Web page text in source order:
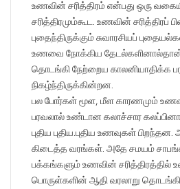
உணவின் சரித்திரம் என்பது ஒரு
சரித்திரமும்கூட. உணவின் சரித்திரப்
புதைந்திருக்கும் சுவாரசியப்
உணவை நோக்கிய தேடல்களினால்தான்
தொடங்கி நேற்றைய காலனியாதிக்க
நிகழ்ந்திருக்கின்றன.
பல போர்கள் மூள, மீள காரணமும்
பரவலால் உண்டான கலாச்சார
புதிய புதிய.புதிய உணவுகள்
கிடைத்த வரங்கள். அதே சமயம்
பக்கங்களும் உணவின் சரித்திரத்தில்
பொருள்களின் ஆதி வரலாறு